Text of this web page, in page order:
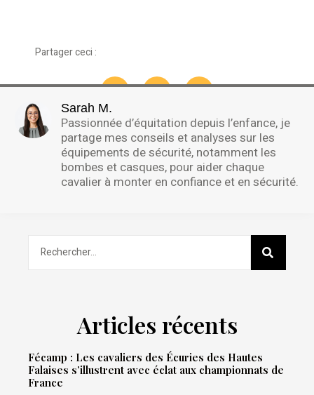
Partager ceci :
Sarah M.
Passionnée d’équitation depuis l’enfance, je
partage mes conseils et analyses sur les
équipements de sécurité, notamment les
bombes et casques, pour aider chaque
cavalier à monter en confiance et en sécurité.
Articles récents
Fécamp : Les cavaliers des Écuries des Hautes
Falaises s’illustrent avec éclat aux championnats de
France